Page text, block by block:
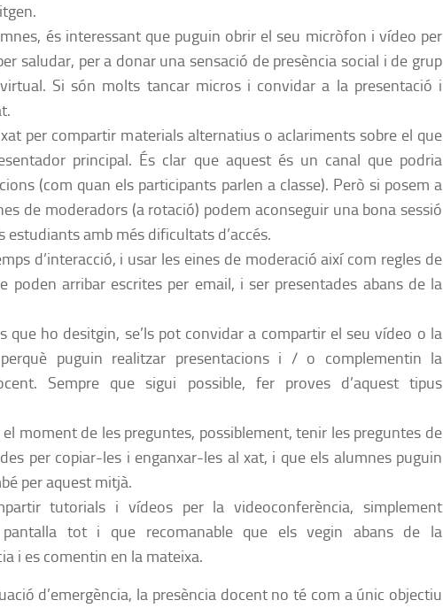
és interessant que puguin obrir el seu micròfon i vídeo per
saludar, per a donar una sensació de presència social i de grup
Si són molts tancar micros i convidar a la presentació i
per compartir materials alternatius o aclariments sobre el que
principal. És clar que aquest és un canal que podria
(com quan els participants parlen a classe). Però si posem a
de moderadors (a rotació) podem aconseguir una bona sessió
estudiants amb més dificultats d’accés.
d’interacció, i usar les eines de moderació així com regles de
poden arribar escrites per email, i ser presentades abans de la
que ho desitgin, se’ls pot convidar a compartir el seu vídeo o la
puguin realitzar presentacions i / o complementin la
Sempre que sigui possible, fer proves d’aquest tipus
moment de les preguntes, possiblement, tenir les preguntes de
per copiar-les i enganxar-les al xat, i que els alumnes puguin
per aquest mitjà.
tutorials i vídeos per la videoconferència, simplement
tot i que recomanable que els vegin abans de la
i es comentin en la mateixa.
d’emergència, la presència docent no té com a únic objectiu